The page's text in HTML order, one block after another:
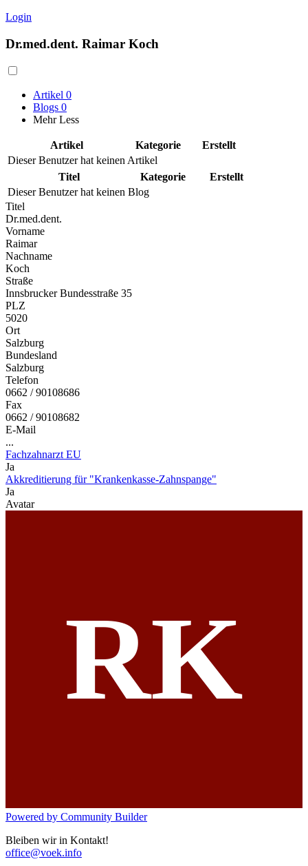
Login
Dr.med.dent. Raimar Koch
Artikel 0
Blogs 0
Mehr Less
Artikel Kategorie
Erstellt
Dieser Benutzer hat keinen Artikel
Titel
Kategorie
Erstellt
Dieser Benutzer hat keinen Blog
Titel
Dr.med.dent.
Vorname
Raimar
Nachname
Koch
Straße
Innsbrucker Bundesstraße 35
PLZ
5020
Ort
Salzburg
Bundesland
Salzburg
Telefon
0662 / 90108686
Fax
0662 / 90108682
E-Mail
...
Fachzahnarzt EU
Ja
Akkreditierung für "Krankenkasse-Zahnspange"
Ja
Avatar
RK
Powered by Community Builder
Bleiben wir in Kontakt!
office@voek.info